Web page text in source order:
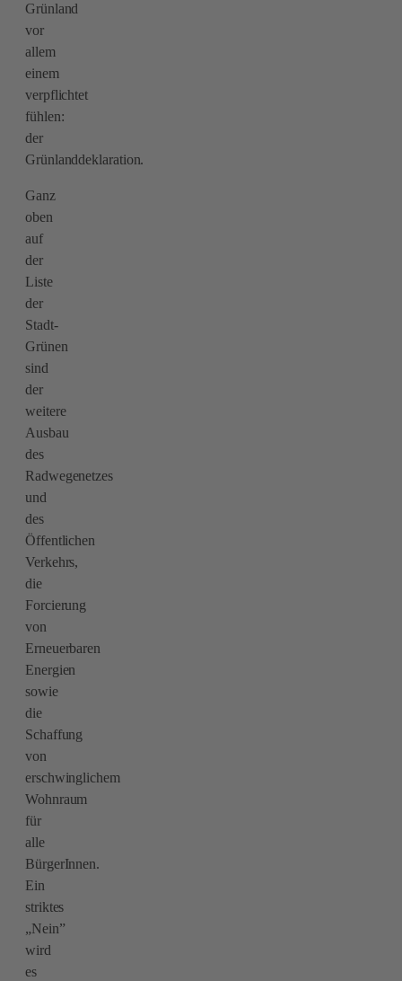
Grünland
vor
allem
einem
verpflichtet
fühlen:
der
Grünlanddeklaration.
Ganz
oben
auf
der
Liste
der
Stadt-
Grünen
sind
der
weitere
Ausbau
des
Radwegenetzes
und
des
Öffentlichen
Verkehrs,
die
Forcierung
von
Erneuerbaren
Energien
sowie
die
Schaffung
von
erschwinglichem
Wohnraum
für
alle
BürgerInnen.
Ein
striktes
„Nein”
wird
es